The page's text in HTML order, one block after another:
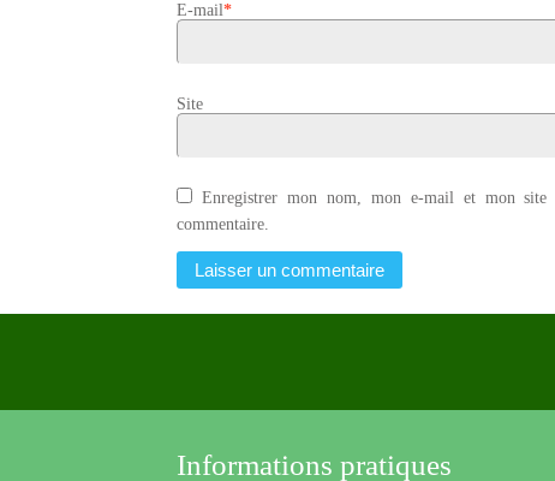
E-mail*
Site
Enregistrer mon nom, mon e-mail et mon site
commentaire.
Informations pratiques